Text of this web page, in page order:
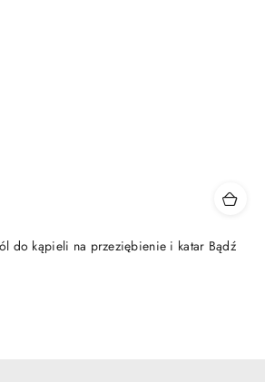
do kąpieli na przeziębienie i katar Bądź